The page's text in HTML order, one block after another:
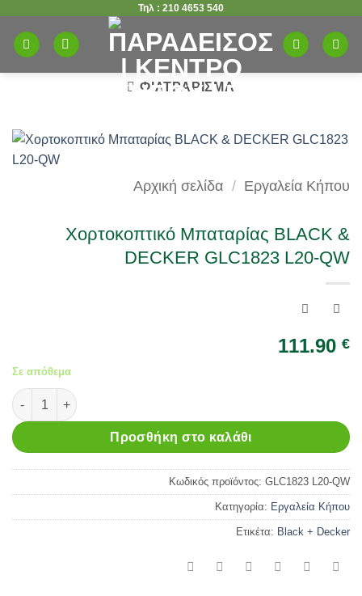
στο
περιεχόμενο
Τηλ : 210 4653 540
ΦΙΛΤΡΆΡΙΣΜΑ
Αρχική σελίδα / Εργαλεία Κήπου
Χορτοκοπτικό Μπαταρίας BLACK &
DECKER GLC1823 L20-QW
111.90 €
Σε απόθεμα
Χορτοκοπτικό Μπαταρίας BLACK & DECKER GLC1823 L20-
Προσθήκη στο καλάθι
Κωδικός προϊόντος: GLC1823 L20-QW
Κατηγορία: Εργαλεία Κήπου
Ετικέτα: Black + Decker